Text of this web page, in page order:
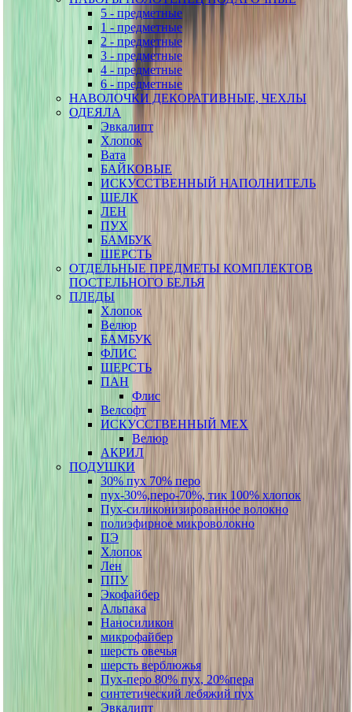
5 - предметные
1 - предметные
2 - предметные
3 - предметные
4 - предметные
6 - предметные
НАВОЛОЧКИ ДЕКОРАТИВНЫЕ, ЧЕХЛЫ
ОДЕЯЛА
Эвкалипт
Хлопок
Вата
БАЙКОВЫЕ
ИСКУССТВЕННЫЙ НАПОЛНИТЕЛЬ
ШЕЛК
ЛЕН
ПУХ
БАМБУК
ШЕРСТЬ
ОТДЕЛЬНЫЕ ПРЕДМЕТЫ КОМПЛЕКТОВ
ПОСТЕЛЬНОГО БЕЛЬЯ
ПЛЕДЫ
Хлопок
Велюр
БАМБУК
ФЛИС
ШЕРСТЬ
ПАН
Флис
Велсофт
ИСКУССТВЕННЫЙ МЕХ
Велюр
АКРИЛ
ПОДУШКИ
30% пух 70% перо
пух-30%,перо-70%, тик 100% хлопок
Пух-силиконизированное волокно
полиэфирное микроволокно
ПЭ
Хлопок
Лен
ППУ
Экофайбер
Альпака
Наносиликон
микрофайбер
шерсть овечья
шерсть верблюжья
Пух-перо 80% пух, 20%пера
синтетический лебяжий пух
Эвкалипт